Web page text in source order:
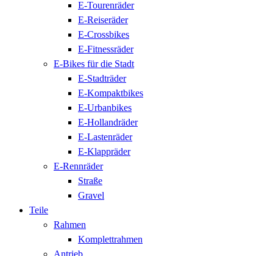
E-Tourenräder
E-Reiseräder
E-Crossbikes
E-Fitnessräder
E-Bikes für die Stadt
E-Stadträder
E-Kompaktbikes
E-Urbanbikes
E-Hollandräder
E-Lastenräder
E-Klappräder
E-Rennräder
Straße
Gravel
Teile
Rahmen
Komplettrahmen
Antrieb